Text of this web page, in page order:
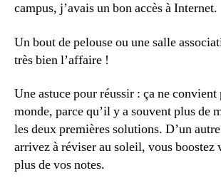
campus, j’avais un bon accès à Internet.
Un bout de pelouse ou une salle
très bien l’affaire !
Une astuce pour réussir : ça ne convient
monde, parce qu’il y a souvent plus de
les deux premières solutions. D’un
arrivez à réviser au soleil, vous boostez
plus de vos notes.